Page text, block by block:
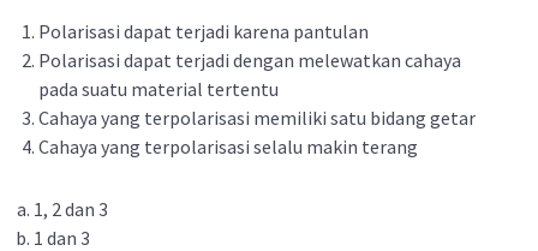
Polarisasi dapat terjadi karena pantulan
Polarisasi dapat terjadi dengan melewatkan cahaya
pada suatu material tertentu
Cahaya yang terpolarisasi memiliki satu bidang getar
Cahaya yang terpolarisasi selalu makin terang
1, 2 dan 3
1 dan 3